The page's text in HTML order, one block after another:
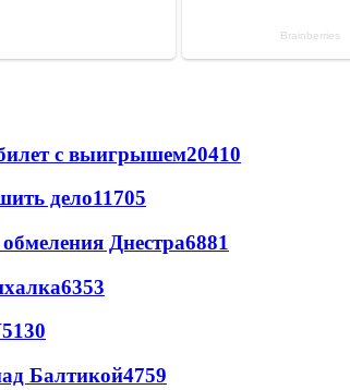
с выигрышем20410
дело11705
Днестра6881
6353
5130
Балтикой4759